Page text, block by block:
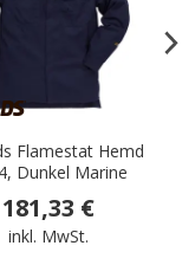
Flamestat Hemd
Dunkel Marine
181,33 €
inkl. MwSt.